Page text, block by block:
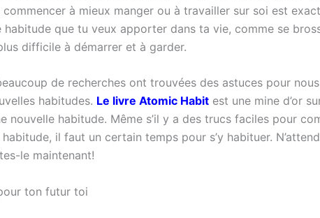
commencer à mieux manger ou à travailler sur soi est
habitude que tu veux apporter dans ta vie, comme se
difficile à démarrer et à garder.
de recherches ont trouvées des astuces pour
habitudes. Le livre Atomic Habit est une mine d’or
nouvelle habitude. Même s’il y a des trucs faciles pour
il faut un certain temps pour s’y habituer.
le maintenant!
ton futur toi